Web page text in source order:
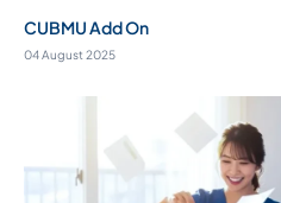
CUBMU Add On
04 August 2025